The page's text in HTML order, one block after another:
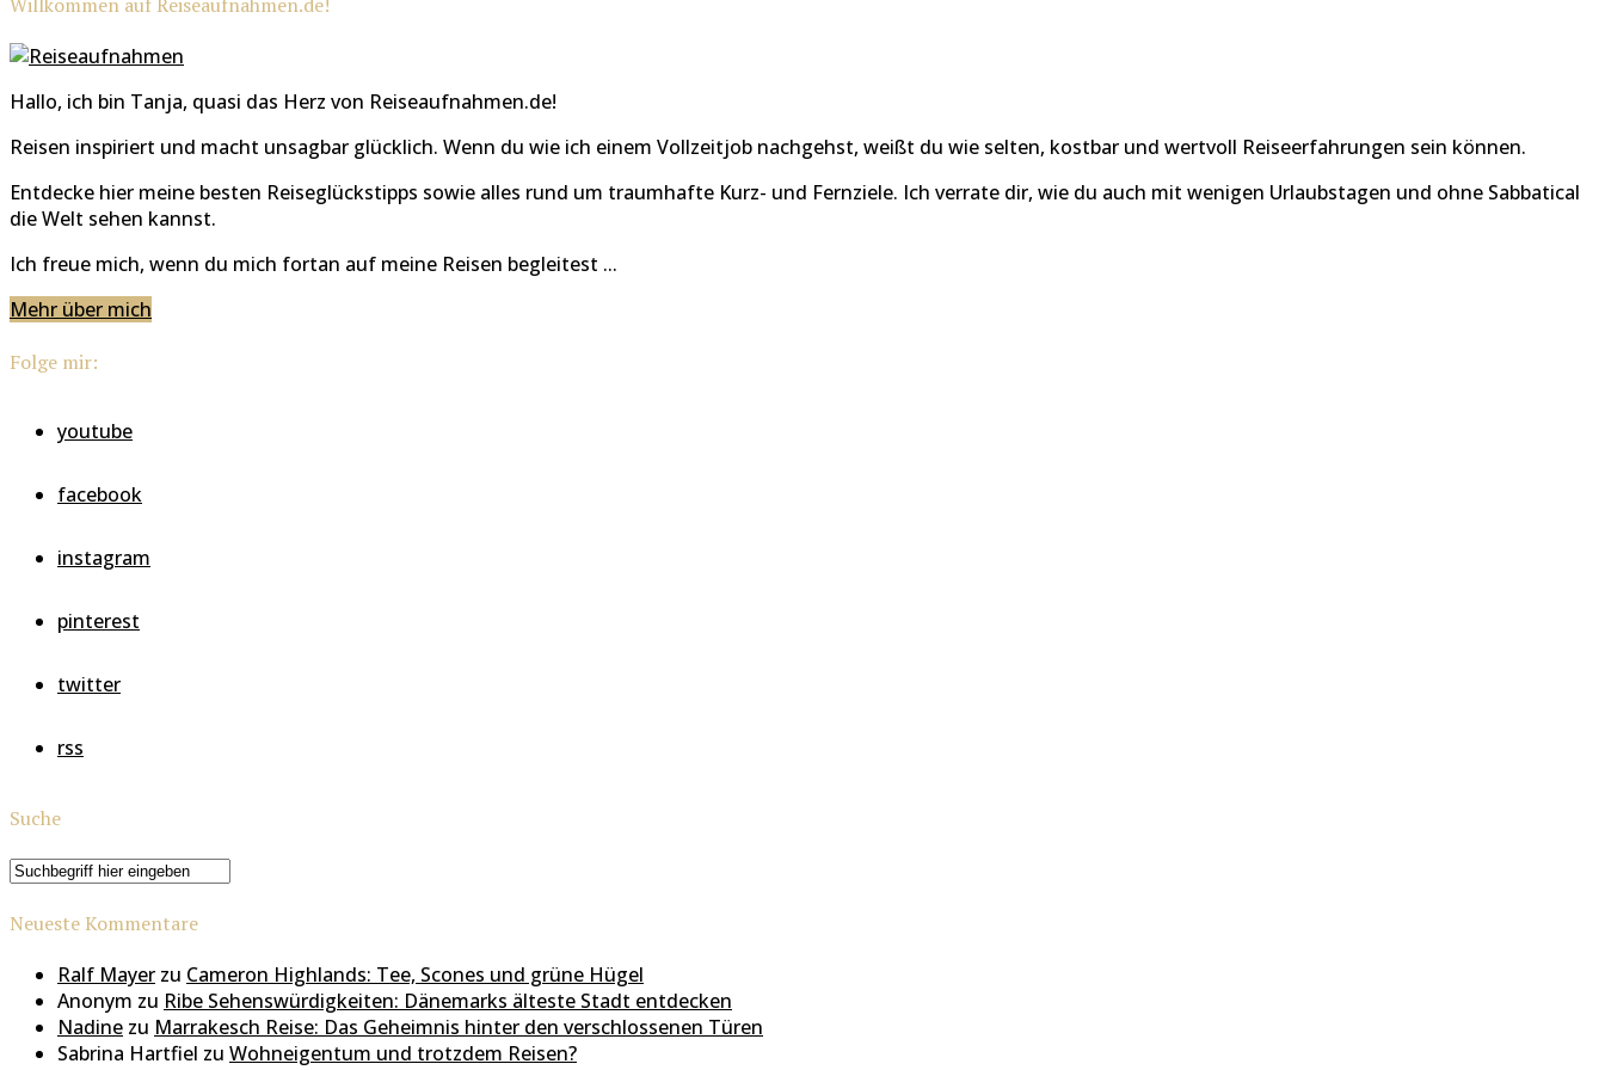
Hallo, ich bin Tanja, quasi das Herz von Reiseaufnahmen.de!
Reisen inspiriert und macht unsagbar glücklich. Wenn du wie ich einem Vollzeitjob nachgehst, weißt du wie selten, kostbar und wertvoll Reiseerfahrungen sein können.
Entdecke hier meine besten Reiseglückstipps sowie alles rund um traumhafte Kurz- und Fernziele. Ich verrate dir, wie du auch mit wenigen Urlaubstagen und ohne Sabbatical
die Welt sehen kannst.
Ich freue mich, wenn du mich fortan auf meine Reisen begleitest ...
Mehr über mich
Folge mir:
youtube
facebook
instagram
pinterest
twitter
rss
Suche
Neueste Kommentare
Ralf Mayer zu Cameron Highlands: Tee, Scones und grüne Hügel
Anonym zu Ribe Sehenswürdigkeiten: Dänemarks älteste Stadt entdecken
Nadine zu Marrakesch Reise: Das Geheimnis hinter den verschlossenen Türen
Sabrina Hartfiel zu Wohneigentum und trotzdem Reisen?